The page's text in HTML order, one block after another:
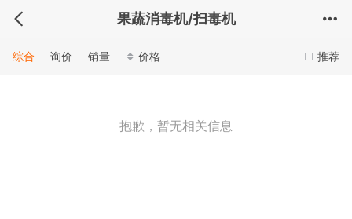
果蔬消毒机/扫毒机
推荐
综合 询价 销量 价格
抱歉，暂无相关信息